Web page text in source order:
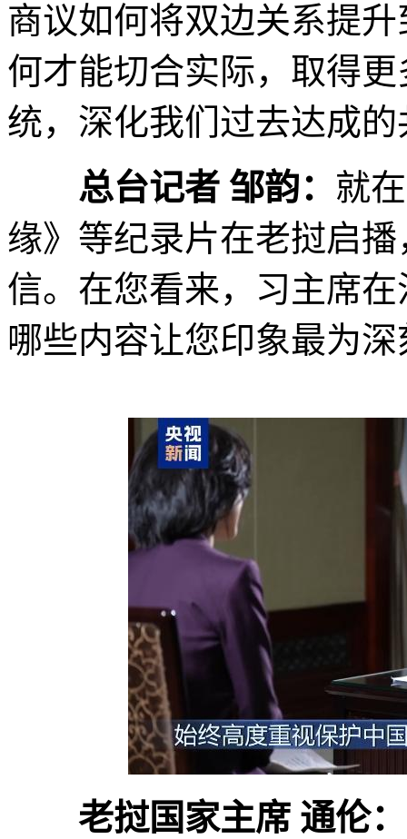
商议如何将双边关系提
何才能切合实际，取得
统，深化我们过去达成
总台记者 邹韵： 就
缘》等纪录片在老挝启
信。在您看来，习主席
哪些内容让您印象最为深
老挝国家主席 通伦：